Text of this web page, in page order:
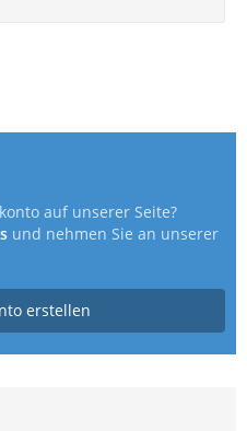
auf unserer Seite?
und nehmen Sie an unserer
erstellen